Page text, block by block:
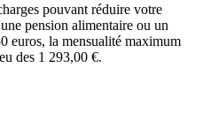
pouvant réduire votre
pension alimentaire ou un
euros, la mensualité maximum
des 1 293,00 €.